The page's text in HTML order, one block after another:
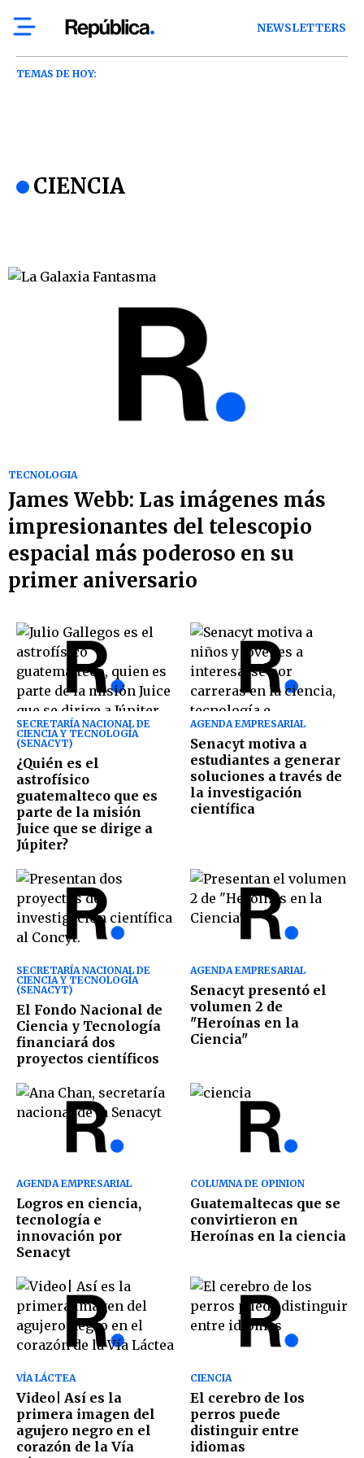
NEWSLETTERS
TEMAS DE HOY:
CIENCIA
TECNOLOGIA
James Webb: Las imágenes más
impresionantes del telescopio
espacial más poderoso en su
primer aniversario
SECRETARÍA NACIONAL DE
CIENCIA Y TECNOLOGÍA
(SENACYT)
¿Quién es el
astrofísico
guatemalteco que es
parte de la misión
Juice que se dirige a
Júpiter?
AGENDA EMPRESARIAL
Senacyt motiva a
estudiantes a generar
soluciones a través de
la investigación
científica
SECRETARÍA NACIONAL DE
CIENCIA Y TECNOLOGÍA
(SENACYT)
El Fondo Nacional de
Ciencia y Tecnología
financiará dos
proyectos científicos
AGENDA EMPRESARIAL
Senacyt presentó el
volumen 2 de
"Heroínas en la
Ciencia"
AGENDA EMPRESARIAL
Logros en ciencia,
tecnología e
innovación por
Senacyt
COLUMNA DE OPINION
Guatemaltecas que se
convirtieron en
Heroínas en la ciencia
VÍA LÁCTEA
Video| Así es la
primera imagen del
agujero negro en el
corazón de la Vía
CIENCIA
El cerebro de los
perros puede
distinguir entre
idiomas